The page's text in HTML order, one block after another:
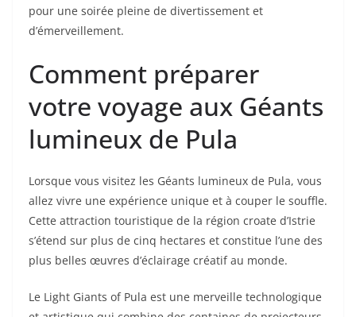
pour une soirée pleine de divertissement et
d’émerveillement.
Comment préparer
votre voyage aux Géants
lumineux de Pula
Lorsque vous visitez les Géants lumineux de Pula, vous
allez vivre une expérience unique et à couper le souffle.
Cette attraction touristique de la région croate d’Istrie
s’étend sur plus de cinq hectares et constitue l’une des
plus belles œuvres d’éclairage créatif au monde.
Le Light Giants of Pula est une merveille technologique